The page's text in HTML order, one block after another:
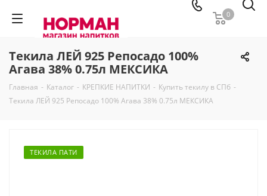
0
Текила ЛЕЙ 925 Репосадо 100%
Агава 38% 0.75л МЕКСИКА
Главная - Каталог - КРЕПКИЕ НАПИТКИ - Купить текилу в СПб -
Текила ЛЕЙ 925 Репосадо 100% Агава 38% 0.75л МЕКСИКА
ТЕКИЛА ПАТИ